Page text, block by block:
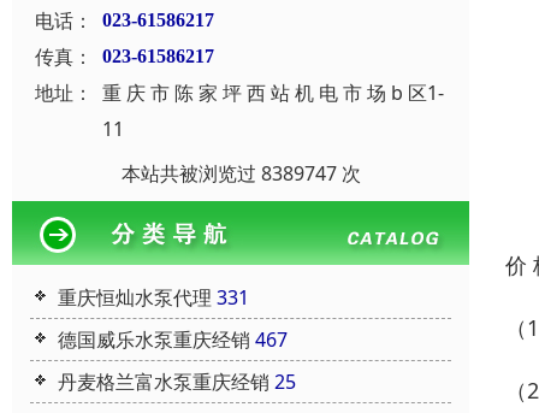
电话： 023-61586217
传真： 023-61586217
地址：
重 庆 市 陈 家 坪 西 站 机 电 市 场 b 区1-
11
本站共被浏览过 8389747 次
重庆恒灿水泵代理 331
德国威乐水泵重庆经销 467
丹麦格兰富水泵重庆经销 25
价